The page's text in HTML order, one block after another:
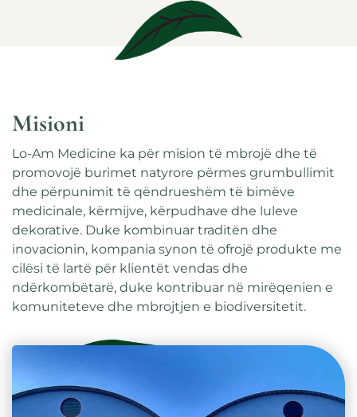
Misioni
Lo-Am Medicine ka për mision të mbrojë dhe të
promovojë burimet natyrore përmes grumbullimit
dhe përpunimit të qëndrueshëm të bimëve
medicinale, kërmijve, kërpudhave dhe luleve
dekorative. Duke kombinuar traditën dhe
inovacionin, kompania synon të ofrojë produkte me
cilësi të lartë për klientët vendas dhe
ndërkombëtarë, duke kontribuar në mirëqenien e
komuniteteve dhe mbrojtjen e biodiversitetit.